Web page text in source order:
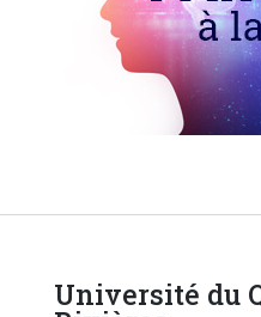
Université du